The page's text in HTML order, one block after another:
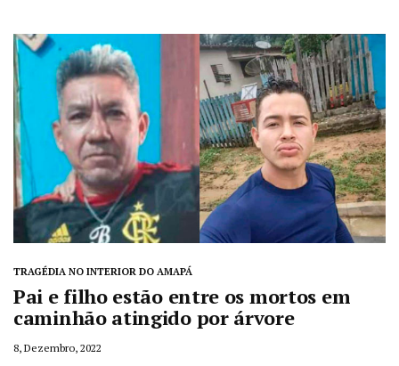
TRAGÉDIA NO INTERIOR DO AMAPÁ
Pai e filho estão entre os mortos em
caminhão atingido por árvore
8, Dezembro, 2022